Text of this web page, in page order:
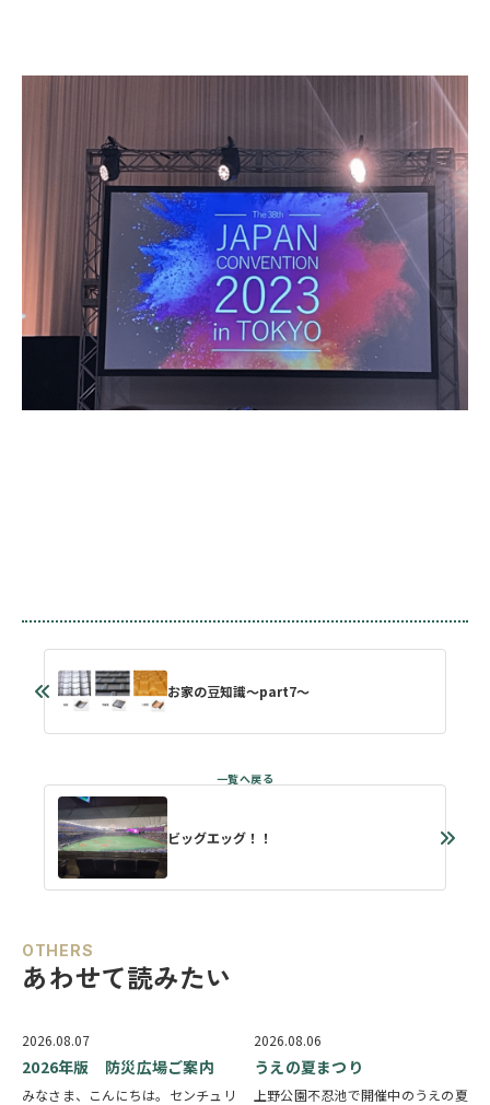
お家の豆知識～part7～
ビッグエッグ！！
OTHERS
あわせて読みたい
2026.08.07
2026年版 防災広場ご案内
みなさま、こんにちは。センチュリ
2026.08.06
うえの夏まつり
上野公園不忍池で開催中のうえの夏